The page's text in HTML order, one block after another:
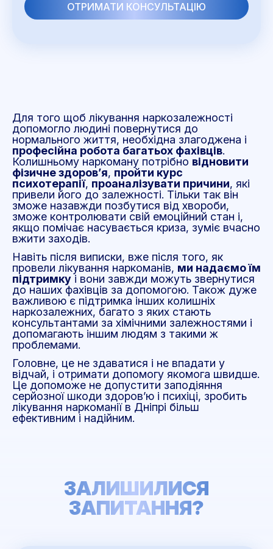
Для того щоб лікування наркозалежності
допомогло людині повернутися до
нормального життя, необхідна злагоджена і
професійна робота багатьох фахівців.
Колишньому наркоману потрібно відновити
фізичне здоров’я, пройти курс
психотерапії, проаналізувати причини, які
привели його до залежності. Тільки так він
зможе назавжди позбутися від хвороби,
зможе контролювати свій емоційний стан і,
якщо помічає насувається криза, зуміє вчасно
вжити заходів.
Навіть після виписки, вже після того, як
провели лікування наркоманів, ми надаємо їм
підтримку і вони завжди можуть звернутися
до наших фахівців за допомогою. Також дуже
важливою є підтримка інших колишніх
наркозалежних, багато з яких стають
консультантами за хімічними залежностями і
допомагають іншим людям з такими ж
проблемами.
Головне, це не здаватися і не впадати у
відчай, і отримати допомогу якомога швидше.
Це допоможе не допустити заподіяння
серйозної шкоди здоров’ю і психіці, зробить
лікування наркоманії в Дніпрі більш
ефективним і надійним.
ЗАЛИШИЛИСЯ
ЗАПИТАННЯ?